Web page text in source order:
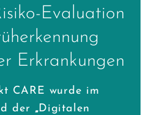
Evaluation
Erkrankungen
CARE wurde im
der „Digitalen